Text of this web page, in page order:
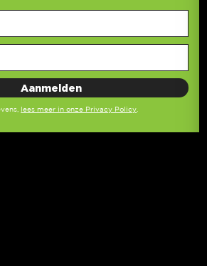
lees meer in onze Privacy Policy.